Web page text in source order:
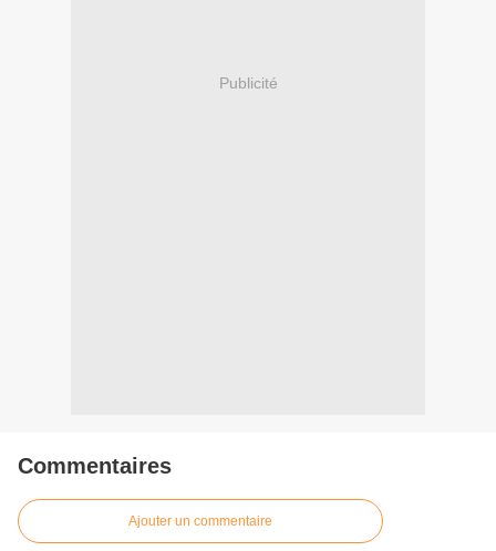
Publicité
Commentaires
Ajouter un commentaire